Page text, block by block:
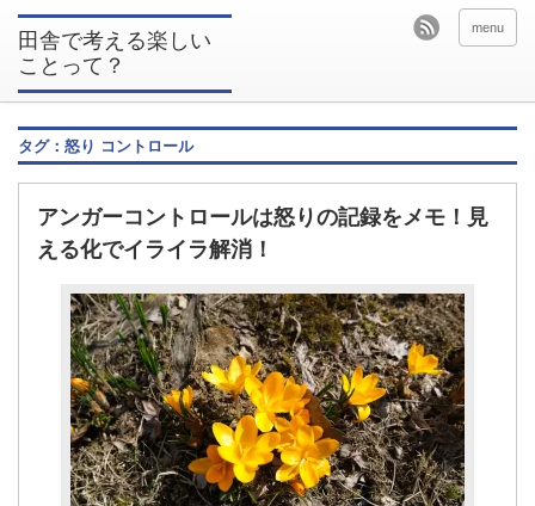
田舎で考える楽しい
ことって？
menu
タグ：怒り コントロール
アンガーコントロールは怒りの記録をメモ！見
える化でイライラ解消！